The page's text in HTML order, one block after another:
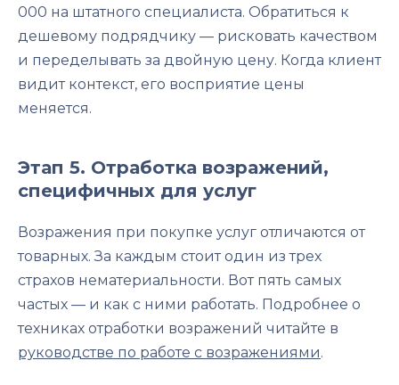
000 на штатного специалиста. Обратиться к
дешевому подрядчику — рисковать качеством
и переделывать за двойную цену. Когда клиент
видит контекст, его восприятие цены
меняется.
Этап 5. Отработка возражений,
специфичных для услуг
Возражения при покупке услуг отличаются от
товарных. За каждым стоит один из трех
страхов нематериальности. Вот пять самых
частых — и как с ними работать. Подробнее о
техниках отработки возражений читайте в
руководстве по работе с возражениями.